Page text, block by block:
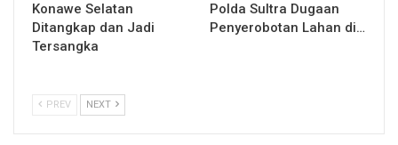
Konawe Selatan
Ditangkap dan Jadi
Tersangka
Polda Sultra Dugaan
Penyerobotan Lahan di…
PREV NEXT